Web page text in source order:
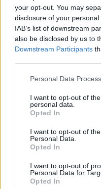
your opt-out. You may
disclosure of your
IAB’s list of downstream
also be disclosed by us to
Downstream Participants
Personal Data
I want to opt-out of
personal data.
Opted In
I want to opt-out of
Personal Data.
Opted In
I want to opt-out of
Personal Data for
Opted In